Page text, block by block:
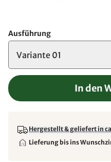
Ausführung
Variante 01
In den
Hergestellt & geliefert in
Lieferung bis ins